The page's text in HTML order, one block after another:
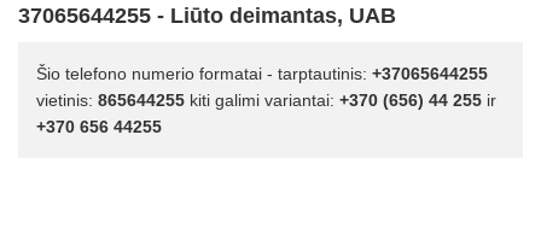
37065644255 - Liūto deimantas, UAB
Šio telefono numerio formatai - tarptautinis: +37065644255
vietinis: 865644255 kiti galimi variantai: +370 (656) 44 255 ir
+370 656 44255